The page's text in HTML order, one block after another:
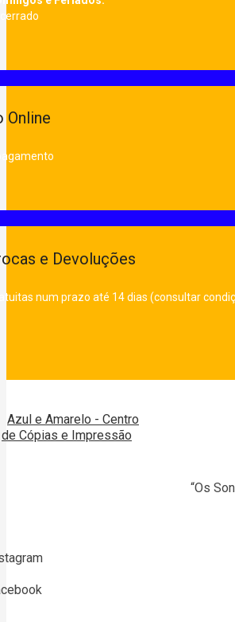
Online
e Devoluções
num prazo até 14 dias (consultar
“Os